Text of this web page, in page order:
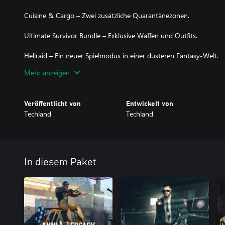
Cuisine & Cargo – Zwei zusätzliche Quarantänezonen.
Ultimate Survivor Bundle – Exklusive Waffen und Outfits.
Hellraid – Ein neuer Spielmodus in einer düsteren Fantasy-Welt.
Crash Test skin pack ⧫ 5th Anniversary bundle ⧫ Harran Ranger
Viking: Raiders of Harran bundle ⧫ Harran Tactical Unit bundle ⧫
bundle ⧫ Dieselpunk bundle
Mehr anzeigen
Veröffentlicht von
Techland
Entwickelt von
Techland
In diesem Paket